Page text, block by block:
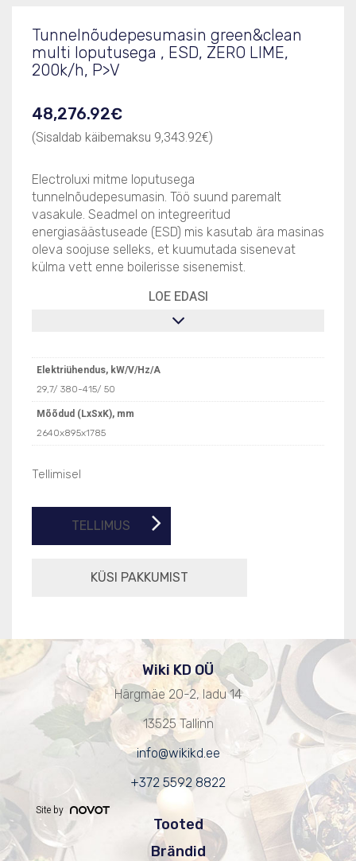
Tunnelnõudepesumasin green&clean
multi loputusega , ESD, ZERO LIME,
200k/h, P>V
48,276.92€
(Sisaldab käibemaksu 9,343.92€)
Electroluxi mitme loputusega
tunnelnõudepesumasin. Töö suund paremalt
vasakule. Seadmel on integreeritud
energiasäästuseade (ESD) mis kasutab ära masinas
oleva soojuse selleks, et kuumutada sisenevat
külma vett enne boilerisse sisenemist.
LOE EDASI
Elektriühendus, kW/V/Hz/A
29,7/ 380-415/ 50
Mõõdud (LxSxK), mm
2640x895x1785
Tellimisel
TELLIMUS
Wiki KD OÜ
Härgmäe 20-2, ladu 14
13525 Tallinn
info@wikikd.ee
+372 5592 8822
Site by
Tooted
Brändid